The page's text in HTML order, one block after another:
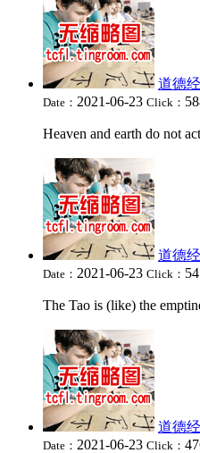
道德
Date： 2021-06-23 Click：
Heaven and earth do not
道德
Date： 2021-06-23 Click：
The Tao is (like) the
道德
Date： 2021-06-23 Click：